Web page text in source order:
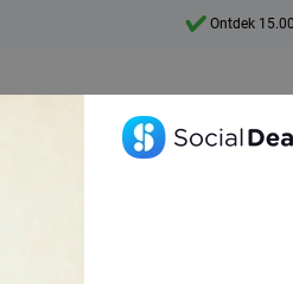
Ontdek